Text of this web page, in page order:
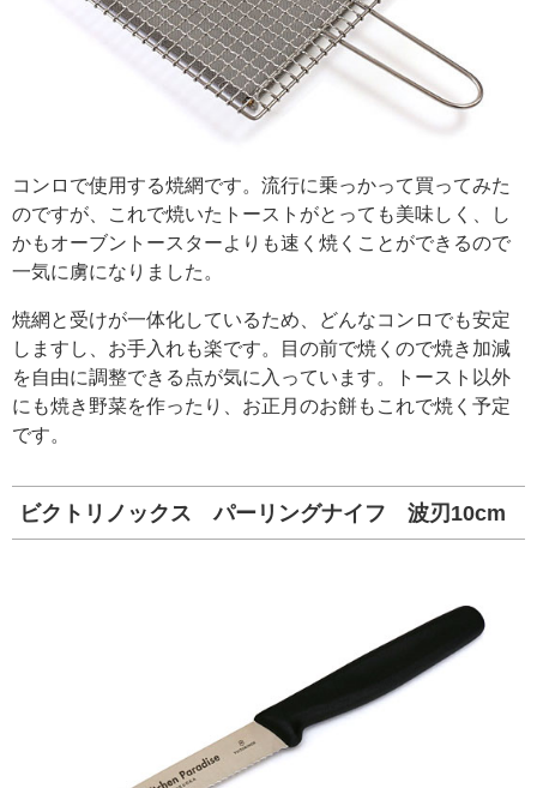
コンロで使用する焼網です。流行に乗っかって買ってみた
のですが、これで焼いたトーストがとっても美味しく、し
かもオーブントースターよりも速く焼くことができるので
一気に虜になりました。
焼網と受けが一体化しているため、どんなコンロでも安定
しますし、お手入れも楽です。目の前で焼くので焼き加減
を自由に調整できる点が気に入っています。トースト以外
にも焼き野菜を作ったり、お正月のお餅もこれで焼く予定
です。
ビクトリノックス パーリングナイフ 波刃10cm